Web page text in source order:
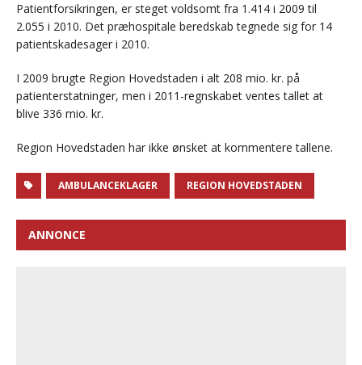
Patientforsikringen, er steget voldsomt fra 1.414 i 2009 til
2.055 i 2010. Det præhospitale beredskab tegnede sig for 14
patientskadesager i 2010.
I 2009 brugte Region Hovedstaden i alt 208 mio. kr. på
patienterstatninger, men i 2011-regnskabet ventes tallet at
blive 336 mio. kr.
Region Hovedstaden har ikke ønsket at kommentere tallene.
AMBULANCEKLAGER REGION HOVEDSTADEN
ANNONCE